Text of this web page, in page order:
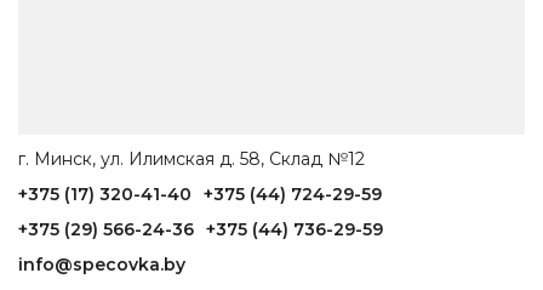
г. Минск, ул. Илимская д. 58, Склад №12
+375 (17) 320-41-40
+375 (44) 724-29-59
+375 (29) 566-24-36 +375 (44) 736-29-59
info@specovka.by